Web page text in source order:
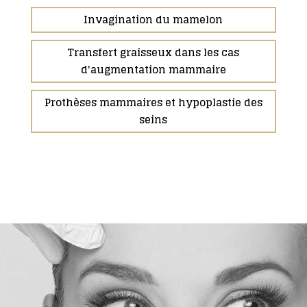
Invagination du mamelon
Transfert graisseux dans les cas
d'augmentation mammaire
Prothèses mammaires et hypoplastie des
seins